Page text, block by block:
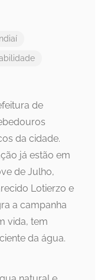
de
da cidade.
já estão em
de Julho,
Lotierzo e
a campanha
vida, tem
da água.